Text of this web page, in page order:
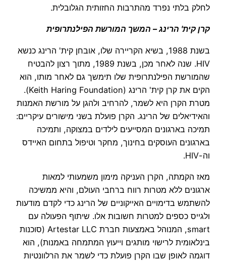
לחלק בלתי נפרד מהתרבות החזותית הגלובלית.
קרן קית' הרינג – המשך המורשת הפילנתרופית
בשנת 1988, בשיא הקריירה שלו, אובחן קית' הרינג כנשא
HIV. שנה לאחר מכן, בשנת 1989, מתוך רצון להבטיח
שהמורשת הפילנתרופית שלו תימשך גם לאחר מותו, הוא
הקים את קרן קית' הרינג (Keith Haring Foundation).
מטרת הקרן היא לשמר, להרחיב ולהגן על מורשת האמנות
והאידיאלים של הרינג. הקרן פועלת בשני מישורים עיקריים:
תמיכה בארגונים המסייעים לילדים במצוקה, ותמיכה
בארגונים העוסקים בחינוך, מחקר וטיפול בתחום האיידס
וה-HIV.
מאז הקמתה, הקרן העניקה מימון משמעותי למאות
ארגונים ללא מטרות רווח ברחבי העולם, והיא ממשיכה
להשתמש בדימויים האייקוניים של הרינג כדי לקדם מודעות
ולגייס כספים למטרות חשובות אלו. שיתוף הפעולה עם
smart, המנוהל באמצעות חברת Artestar LLC (סוכנות
בינלאומית לרישוי מותגים וייעוץ המתמחה באמנות), הוא
דוגמה לאופן שבו הקרן פועלת כדי לשמר את הרלוונטיות